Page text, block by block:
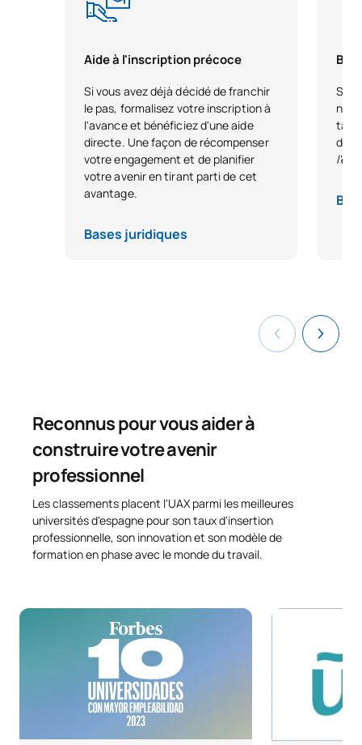
Aide à l'inscription précoce
Si vous avez déjà décidé de franchir
le pas, formalisez votre inscription à
l'avance et bénéficiez d'une aide
directe. Une façon de récompenser
votre engagement et de planifier
votre avenir en tirant parti de cet
avantage.
Bases juridiques
Si
Reconnus pour vous aider à
construire votre avenir
professionnel
Les classements placent l'UAX parmi les meilleures
universités d'espagne pour son taux d'insertion
professionnelle, son innovation et son modèle de
formation en phase avec le monde du travail.